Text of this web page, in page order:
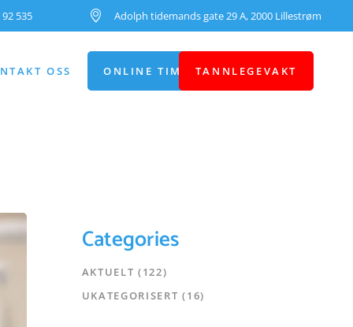
535 Adolph tidemands gate 29 A, 2000 Lillestrøm
OSS ONLINE TIMEBESTILLING
TANNLEGEVAKT
Categories
AKTUELT (122)
UKATEGORISERT (16)